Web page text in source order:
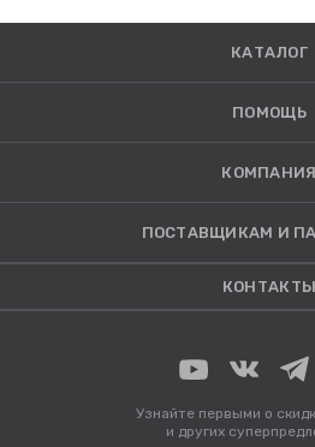
КАТАЛОГ
ПОМОЩЬ
КОМПАНИЯ
ПОСТАВЩИКАМ И
КОНТАКТЫ
Узнайте первыми о
и других